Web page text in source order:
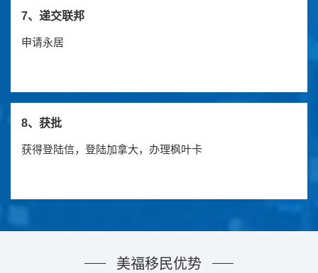
7、递交联邦
申请永居
8、获批
获得登陆信，登陆加拿大，办理枫叶卡
美福移民优势